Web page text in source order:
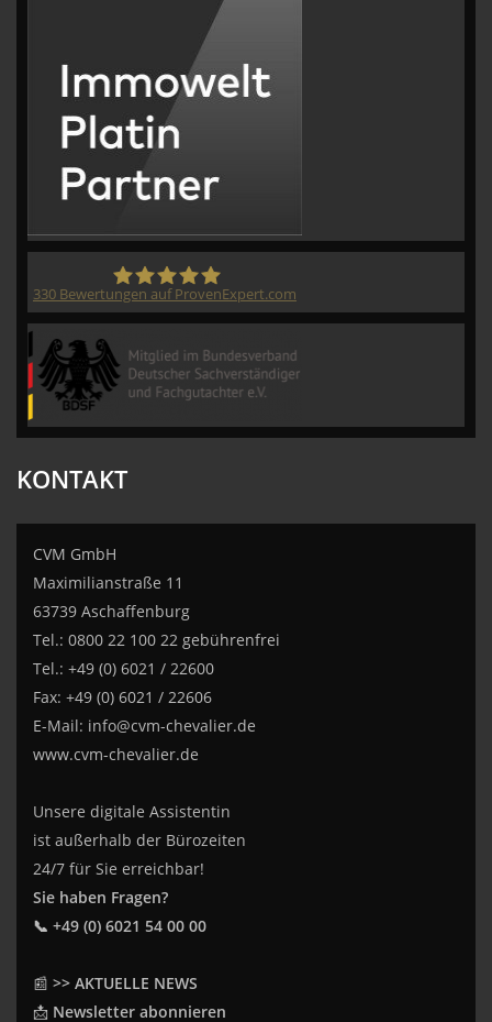
330 Bewertungen auf ProvenExpert.com
KONTAKT
CVM GmbH
Maximilianstraße 11
63739 Aschaffenburg
Tel.: 0800 22 100 22 gebührenfrei
Tel.: +49 (0) 6021 / 22600
Fax: +49 (0) 6021 / 22606
E-Mail: info@cvm-chevalier.de
www.cvm-chevalier.de
Unsere digitale Assistentin
ist außerhalb der Bürozeiten
24/7 für Sie erreichbar!
Sie haben Fragen?
📞 +49 (0) 6021 54 00 00
📰 >> AKTUELLE NEWS
📩 Newsletter abonnieren